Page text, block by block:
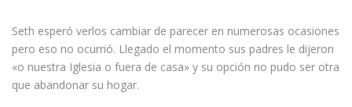
Seth esperó verlos cambiar de parecer en numerosas ocasiones
pero eso no ocurrió. Llegado el momento sus padres le dijeron
«o nuestra Iglesia o fuera de casa» y su opción no pudo ser otra
que abandonar su hogar.